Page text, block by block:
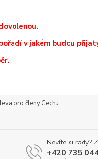
v jakém budou
pro členy Cechu
Nevíte si rady?
+420 735